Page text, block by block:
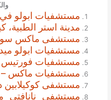
مستشفيات ابولو في
مدينة استر الطبية،
مستشفى ماكس
مستشفيات ابولو
مستشفيات فورتيس
مستشفيات ماكس –
مستشفى كوكيلابين
مستشفى